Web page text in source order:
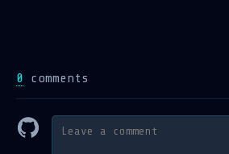
0 comments